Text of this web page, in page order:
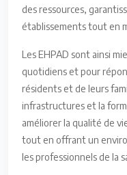
des ressources,
établissements tout en
Les EHPAD sont ainsi
quotidiens et pour
résidents et de leurs
infrastructures et la
améliorer la qualité de
tout en offrant un
les professionnels de la